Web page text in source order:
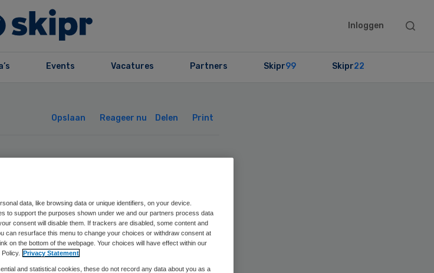
Inloggen
Search
Events Vacatures Partners Skipr99 Skipr22
Opslaan Reageer nu Delen Print
publiek
data, like browsing data or unique identifiers, on your device.
to support the purposes shown under we and our partners process data
consent will disable them. If trackers are disabled, some content and
can resurface this menu to change your choices or withdraw consent at
on the bottom of the webpage. Your choices will have effect within our
Privacy Statement
and statistical cookies, these do not record any data about you as a